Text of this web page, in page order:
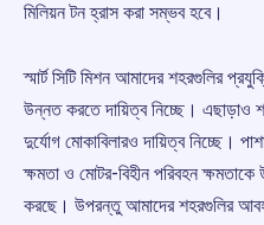
মিলিয়ন টন হ্রাস করা সম্ভব হবে।
স্মার্ট সিটি মিশন আমাদের শহরগুলির
উন্নত করতে দায়িত্ব নিচ্ছে। এছাড়াও
দুর্যোগ মোকাবিলারও দায়িত্ব নিচ্ছে।
ক্ষমতা ও মোটর-বিহীন পরিবহন
করছে। উপরন্তু আমাদের শহরগুলির